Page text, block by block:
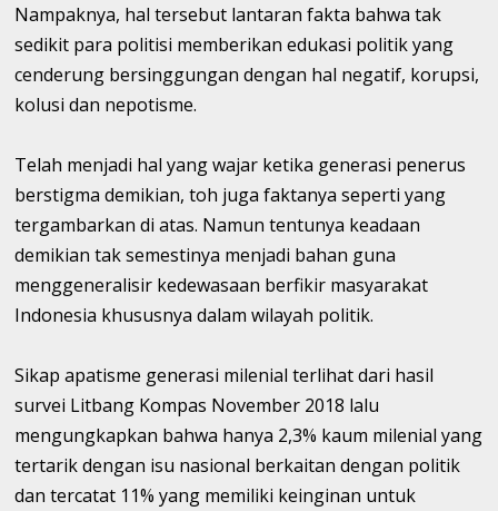
Nampaknya, hal tersebut lantaran fakta bahwa tak
sedikit para politisi memberikan edukasi politik yang
cenderung bersinggungan dengan hal negatif, korupsi,
kolusi dan nepotisme.
Telah menjadi hal yang wajar ketika generasi penerus
berstigma demikian, toh juga faktanya seperti yang
tergambarkan di atas. Namun tentunya keadaan
demikian tak semestinya menjadi bahan guna
menggeneralisir kedewasaan berfikir masyarakat
Indonesia khususnya dalam wilayah politik.
Sikap apatisme generasi milenial terlihat dari hasil
survei Litbang Kompas November 2018 lalu
mengungkapkan bahwa hanya 2,3% kaum milenial yang
tertarik dengan isu nasional berkaitan dengan politik
dan tercatat 11% yang memiliki keinginan untuk